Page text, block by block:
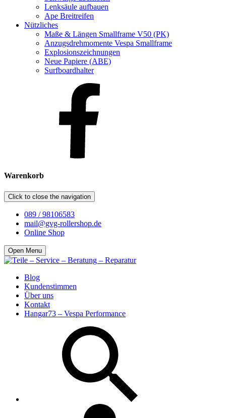
Lenksäule aufbauen
Ape Breitreifen
Nützliches
Maße & Längen Smallframe V50 (PK)
Anzugsdrehmomente Vespa Smallframe
Explosionszeichnungen
Neue Papiere (ABE)
Surfboardhalter
Warenkorb
Click to close the navigation
089 / 98106583
mail@gvg-rollershop.de
Online Shop
Open Menu
Blog
Kundenstimmen
Über uns
Kontakt
Hangar73 – Vespa Performance